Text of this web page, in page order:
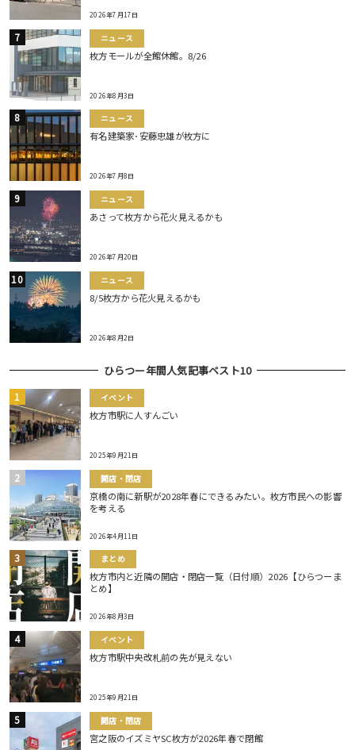
2026年7月17日
ニュース
枚方モールが全館休館。8/26
2026年8月3日
ニュース
有名建築家･安藤忠雄が枚方に
2026年7月8日
ニュース
あさって枚方から花火見えるかも
2026年7月20日
ニュース
8/5枚方から花火見えるかも
2026年8月2日
ひらつー年間人気記事ベスト10
イベント
枚方市駅に人すんごい
2025年9月21日
開店・閉店
京橋の南に新駅が2028年春にできるみたい。枚方市民への影響
を考える
2026年4月11日
まとめ
枚方市内と近隣の開店・閉店一覧（日付順）2026【ひらつーま
とめ】
2026年8月3日
イベント
枚方市駅中央改札前の先が見えない
2025年9月21日
開店・閉店
宮之阪のイズミヤSC枚方が2026年春で閉館